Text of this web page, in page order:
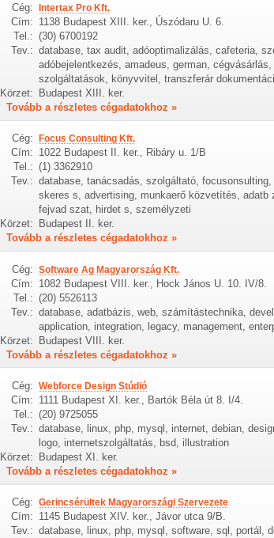
Cég: Intertax Pro Kft.
Cím: 1138 Budapest XIII. ker., Úszódaru U. 6.
Tel.: (30) 6700192
Tev.: database, tax audit, adóoptimalizálás, cafeteria,
adóbejelentkezés, amadeus, german,
szolgáltatások, könyvvitel, transzferár
Körzet:
Budapest XIII. ker.
Tovább a részletes cégadatokhoz »
Cég: Focus Consulting Kft.
Cím: 1022 Budapest II. ker., Ribáry u. 1/B
Tel.: (1) 3362910
Tev.: database, tanácsadás, szolgáltató,
skeres s, advertising, munkaerő közvetítés,
fejvad szat, hirdet s, személyzeti
Körzet:
Budapest II. ker.
Tovább a részletes cégadatokhoz »
Cég: Software Ag Magyarország Kft.
Cím: 1082 Budapest VIII. ker., Hock János U. 10. IV/8.
Tel.: (20) 5526113
Tev.: database, adatbázis, web, számítástechnika,
application, integration, legacy, management,
Körzet: Budapest VIII. ker.
Tovább a részletes cégadatokhoz »
Cég: Webforce Design Stúdió
Cím: 1111 Budapest XI. ker., Bartók Béla út 8. I/4.
Tel.: (20) 9725055
Tev.: database, linux, php, mysql, internet, debian,
logo, internetszolgáltatás, bsd, illustration
Körzet:
Budapest XI. ker.
Tovább a részletes cégadatokhoz »
Cég: Gerincsérültek Magyarországi Szervezete
Cím: 1145 Budapest XIV. ker., Jávor utca 9/B.
Tev.: database, linux, php, mysql, software, sql, portál,